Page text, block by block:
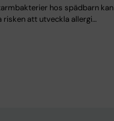
hos spädbarn kan
risken att utveckla allergi…